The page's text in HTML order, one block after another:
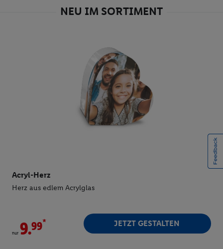
NEU IM SORTIMENT
Acryl-Herz
Herz aus edlem Acrylglas
nur 9. * JETZT GESTALTEN